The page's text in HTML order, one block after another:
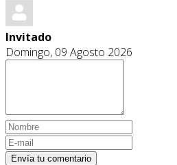
Invitado
Domingo, 09 Agosto 2026
Envía tu comentario